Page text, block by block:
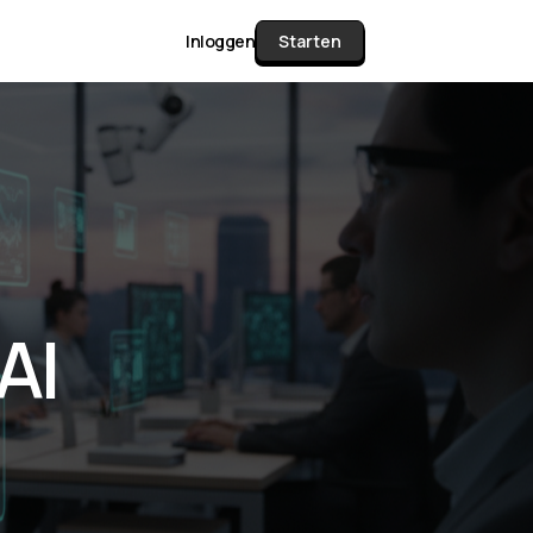
Matrix
alle pakketten en mogelijkheden
documenten verzamelen en facturen
tot controleren, boeken, bank
& klant dashboard.
Inloggen Starten